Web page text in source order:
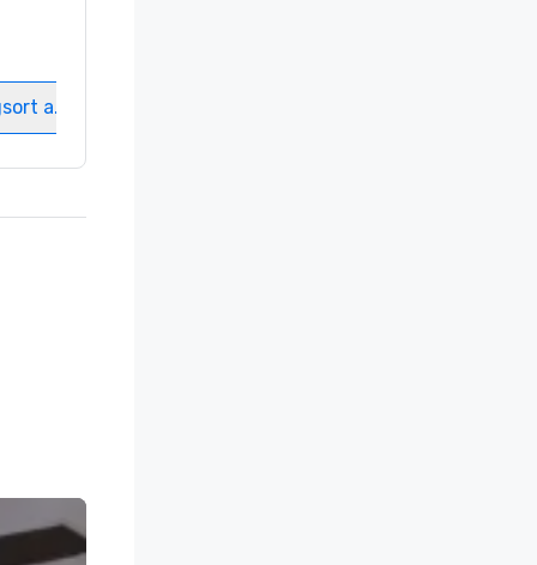
auswählen